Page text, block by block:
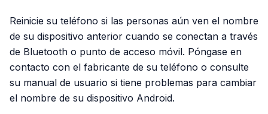
Reinicie su teléfono si las personas aún ven el nombre
de su dispositivo anterior cuando se conectan a través
de Bluetooth o punto de acceso móvil. Póngase en
contacto con el fabricante de su teléfono o consulte
su manual de usuario si tiene problemas para cambiar
el nombre de su dispositivo Android.